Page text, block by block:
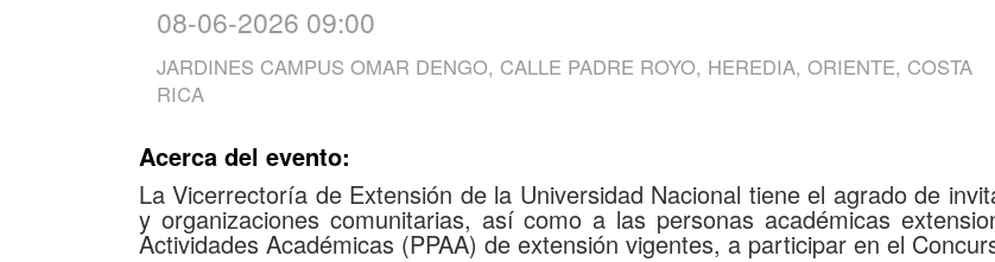
08-06-2026 09:00
JARDINES CAMPUS OMAR DENGO, CALLE PADRE ROYO, HEREDIA, ORIENTE, COSTA
RICA
Acerca del evento:
La Vicerrectoría de Extensión de la Universidad Nacional tiene el agrado de
y organizaciones comunitarias, así como a las personas académicas
Actividades Académicas (PPAA) de extensión vigentes, a participar en el